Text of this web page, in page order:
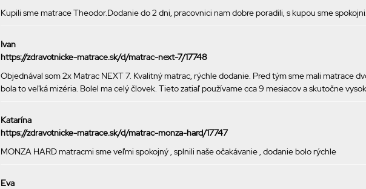
Kupili sme matrace Theodor.Dodanie do 2 dni, pracovnici nam dobre poradili, s kupou sme
Ivan
https://zdravotnicke-matrace.sk/d/matrac-next-7/17748
Objednával som 2x Matrac NEXT 7. Kvalitný matrac, rýchle dodanie. Pred tým sme mali matrace
bola to veľká mizéria. Bolel ma celý človek. Tieto zatiaľ používame cca 9 mesiacov a skutočne
Katarína
https://zdravotnicke-matrace.sk/d/matrac-monza-hard/17747
MONZA HARD matracmi sme veľmi spokojný , splnili naše očakávanie , dodanie bolo rýchle
Eva